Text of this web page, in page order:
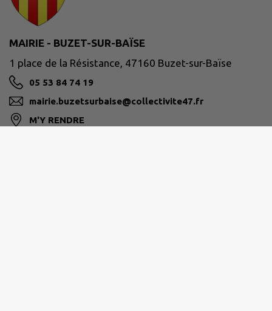
MAIRIE - BUZET-SUR-BAÏSE
1 place de la Résistance, 47160 Buzet-sur-Baïse
05 53 84 74 19
mairie.buzetsurbaise@collectivite47.fr
M'Y RENDRE